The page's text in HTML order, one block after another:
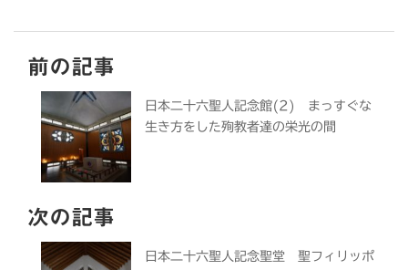
前の記事
日本二十六聖人記念館(2) まっすぐな
生き方をした殉教者達の栄光の間
次の記事
日本二十六聖人記念聖堂 聖フィリッポ